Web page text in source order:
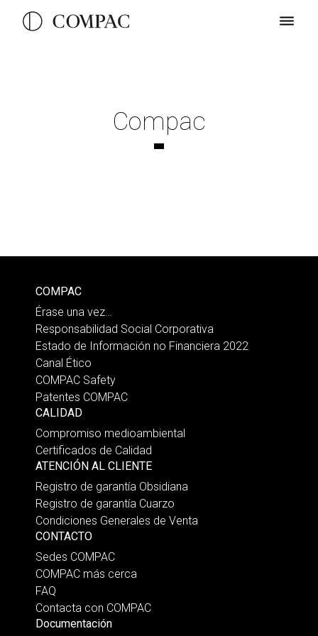
Compac
COMPAC
Érase una vez…
Responsabilidad Social Corporativa
Estado de Información no Financiera 2022
Canal Ético
COMPAC Safety
Patentes COMPAC
CALIDAD
Compromiso medioambiental
Certificados de Calidad
ATENCIÓN AL CLIENTE
Registro de garantía Obsidiana
Registro de garantía Cuarzo
Condiciones Generales de Venta
CONTACTO
Sedes COMPAC
COMPAC más cerca
FAQ
Contacta con COMPAC
Documentación